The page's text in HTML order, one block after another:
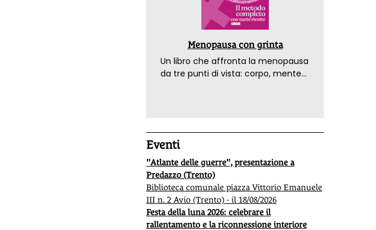
Menopausa con grinta
Un libro che affronta la menopausa
da tre punti di vista: corpo, mente
Eventi
"Atlante delle guerre", presentazione a
Predazzo (Trento)
Biblioteca comunale piazza Vittorio Emanuele
III n. 2 Avio (Trento) - il 18/08/2026
Festa della luna 2026: celebrare il
rallentamento e la riconnessione interiore